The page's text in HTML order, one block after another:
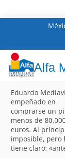
Alfa
Eduardo
empeñado en
comprarse un
menos de
euros. Al
imposible, pero
tiene claro: